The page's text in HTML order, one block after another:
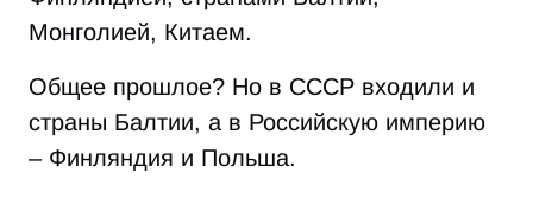
Монголией, Китаем.
Общее прошлое? Но в СССР входили и
страны Балтии, а в Российскую империю
– Финляндия и Польша.